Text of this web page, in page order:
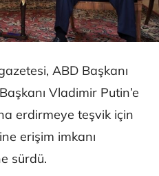
ABD Başkanı
Vladimir Putin’e
erdirmeye teşvik için
erişim imkanı
sürdü.